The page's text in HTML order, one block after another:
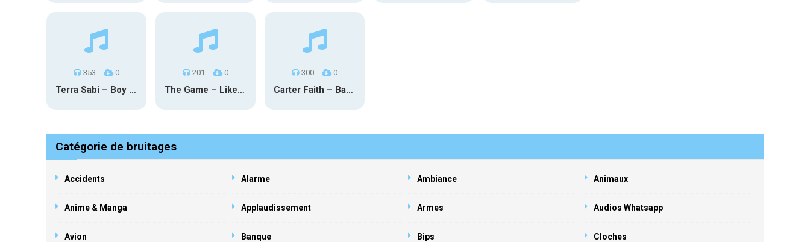
353 0
Terra Sabi – Boy Game X Marcia Cruz
201 0
The Game – Like Father Like Daughter
300 0
Carter Faith – Bar Star Vevo
Catégorie de bruitages
Accidents Alarme Ambiance Animaux
Anime & Manga Applaudissement Armes Audios Whatsapp
Avion Banque Bips Cloches